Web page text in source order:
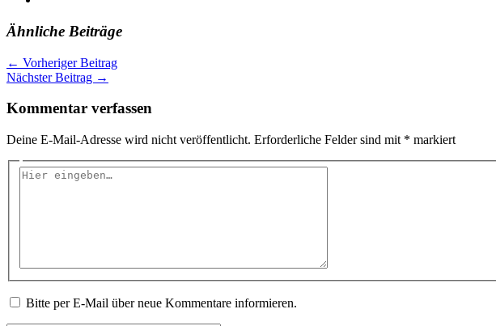
Ähnliche Beiträge
← Vorheriger Beitrag
Nächster Beitrag →
Kommentar verfassen
Deine E-Mail-Adresse wird nicht veröffentlicht. Erforderliche Felder sind mit * markiert
Hier
Bitte per E-Mail über neue Kommentare informieren.